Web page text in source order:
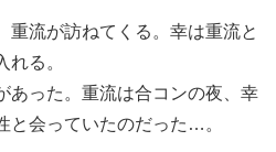
重流が訪ねてくる。幸は重流と
る。
あった。重流は合コンの夜、幸
と会っていたのだった…。